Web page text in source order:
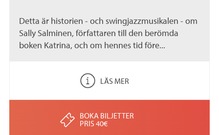
Detta är historien - och swingjazzmusikalen - om
Sally Salminen, författaren till den berömda
boken Katrina, och om hennes tid före...
LÄS MER
BOKA BILJETTER
PRIS 40€